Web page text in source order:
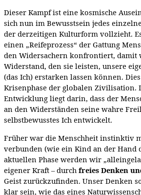
Dieser Kampf ist eine kosmische
sich nun im Bewusstsein jedes
der derzeitigen Kulturform vollzieht.
einen „Reifeprozess“ der Gattung
den Widersachern konfrontiert, damit
Widerstand, den sie leisten, unsere
(das Ich) erstarken lassen können.
Krisenphase der globalen Zivilisation.
Entwicklung liegt darin, dass der
an den Widerständen seine wahre
selbstbewusstes Ich entwickelt.
Früher war die Menschheit instinktiv
verbunden (wie ein Kind an der Hand
aktuellen Phase werden wir
eigener Kraft – durch freies Denken
Geist zurückzufinden. Unser Denken
klar sein, wie das eines